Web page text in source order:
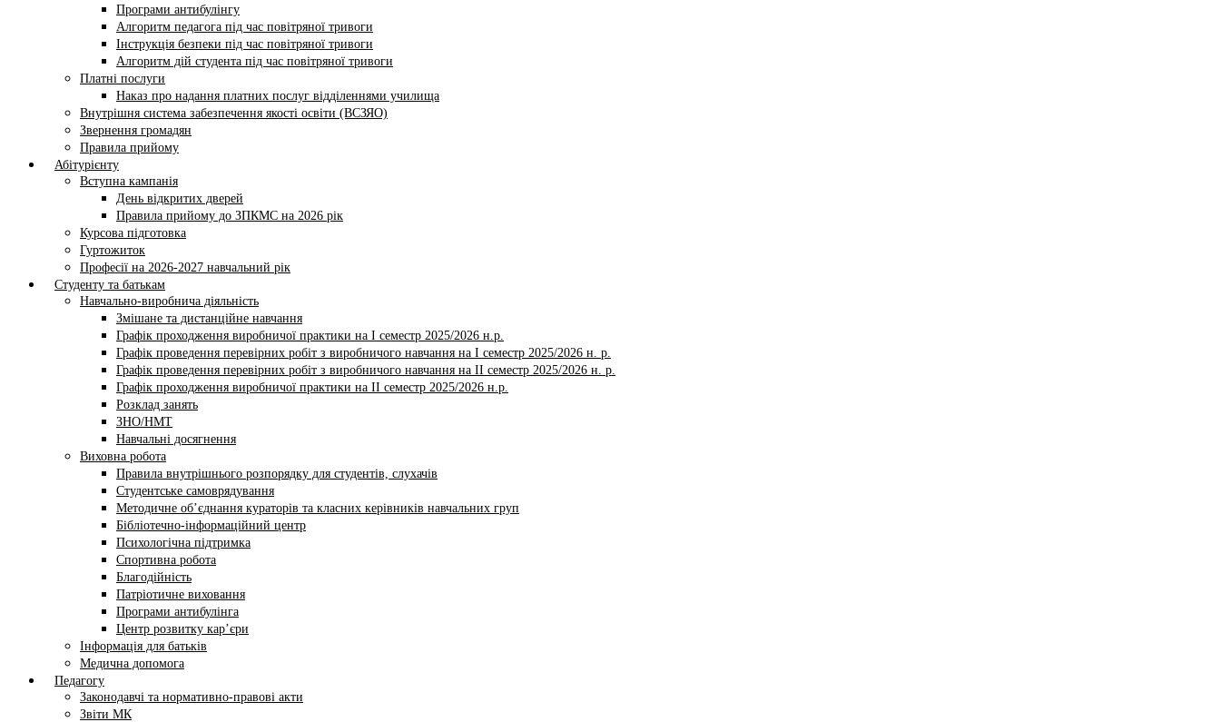
Програми антибулінгу
Алгоритм педагога під час повітряної тривоги
Інструкція безпеки під час повітряної тривоги
Алгоритм дій студента під час повітряної тривоги
Платні послуги
Наказ про надання платних послуг відділеннями училища
Внутрішня система забезпечення якості освіти (ВСЗЯО)
Звернення громадян
Правила прийому
Абітурієнту
Вступна кампанія
День відкритих дверей
Правила прийому до ЗПКМС на 2026 рік
Курсова підготовка
Гуртожиток
Професії на 2026-2027 навчальний рік
Студенту та батькам
Навчально-виробнича діяльність
Змішане та дистанційне навчання
Графік проходження виробничої практики на І семестр 2025/2026 н.р.
Графік проведення перевірних робіт з виробничого навчання на І семестр 2025/2026 н. р.
Графік проведення перевірних робіт з виробничого навчання на ІI семестр 2025/2026 н. р.
Графік проходження виробничої практики на II семестр 2025/2026 н.р.
Розклад занять
ЗНО/НМТ
Навчальні досягнення
Виховна робота
Правила внутрішнього розпорядку для студентів, слухачів
Студентське самоврядування
Методичне об’єднання кураторів та класних керівників навчальних груп
Бібліотечно-інформаційний центр
Психологічна підтримка
Спортивна робота
Благодійність
Патріотичне виховання
Програми антибулінга
Центр розвитку кар’єри
Інформація для батьків
Медична допомога
Педагогу
Законодавчі та нормативно-правові акти
Звіти МК